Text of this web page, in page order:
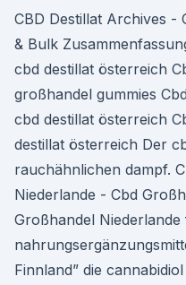
CBD Destillat Archives -
& Bulk
cbd destillat österreich
großhandel gummies
cbd destillat österreich
destillat österreich Der
rauchähnlichen dampf.
Niederlande - Cbd
Großhandel
Finnland” die